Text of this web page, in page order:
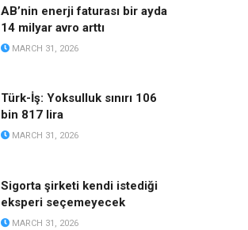
AB’nin enerji faturası bir ayda
14 milyar avro arttı
MARCH 31, 2026
Türk-İş: Yoksulluk sınırı 106
bin 817 lira
MARCH 31, 2026
Sigorta şirketi kendi istediği
eksperi seçemeyecek
MARCH 31, 2026